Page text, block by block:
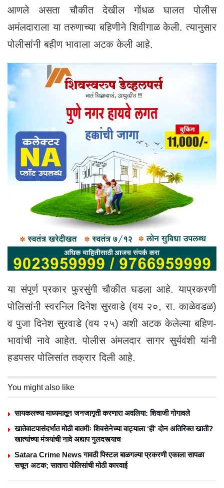
आणले असता चौकीत देखील गोंधळ घालत पोलीस
अमंलदाराला या तरुणाच्या बहिणीने शिवीगाळ केली. त्यानुसार
पोलीसांनी बहीण भावाला अटक केली आहे.
या संपूर्ण प्रकार फुरसुंगी चौकीत घडला आहे. याप्रकरणी
पोलिसांनी स्वरनिल दिनेश सुरवाडे (वय २०, रा. काळेवडळ)
व पुजा दिनेश सुरवाडे (वय २५) अशी अटक केलेल्या बहिण-
भावांची नावे आहेत. पोलीस अंमलदार सागर सुर्यवंशी यांनी
हडपसर पोलिसांत तक्रार दिली आहे.
You might also like
सायकलच्या माध्यमातून जनजागृती करणारा अवलिया: शिवाजी गोगावले
खातेवाटपासंदर्भात मोठी बातमीः शिवसेनेच्या वाट्याला ‘ही’ दोन अतिरिक्त खाती?
खात्यांच्या मंत्र्यांची नावे अद्याप गुलदस्त्याच
Satara Crime News गावठी पिस्टल बाळगल्या प्रकरणी एकाला सापळा
सचून अटक; सातारा पोलिसांची मोठी कारवाई